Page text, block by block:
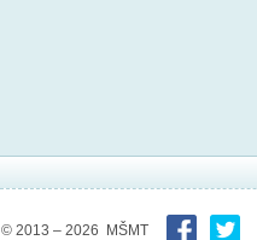
© 2013 – 2026 MŠMT